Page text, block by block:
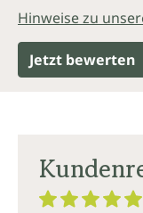
Hinweise zu
Jetzt bewerten